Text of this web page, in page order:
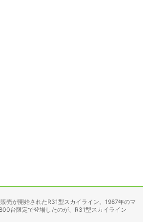
売が開始されたR31型スカイライン。1987年のマ
台限定で登場したのが、R31型スカイライン